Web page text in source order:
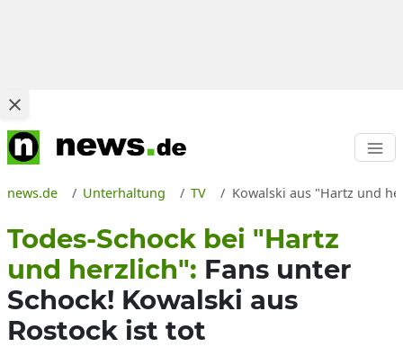
news.de Unterhaltung TV Kowalski aus "Hartz und
Todes-Schock bei "Hartz
und herzlich": Fans unter
Schock! Kowalski aus
Rostock ist tot